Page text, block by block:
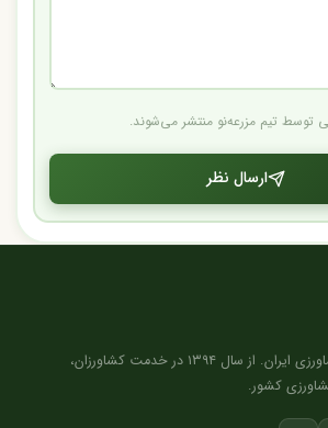
توسط تیم مزرعه‌نو منتشر می‌شوند.
ارسال نظر
مرجع تخصصی آموزش کشاورزی ایران. از سال ۱۳۹۴ در خدمت کشاورزان،
کشور.